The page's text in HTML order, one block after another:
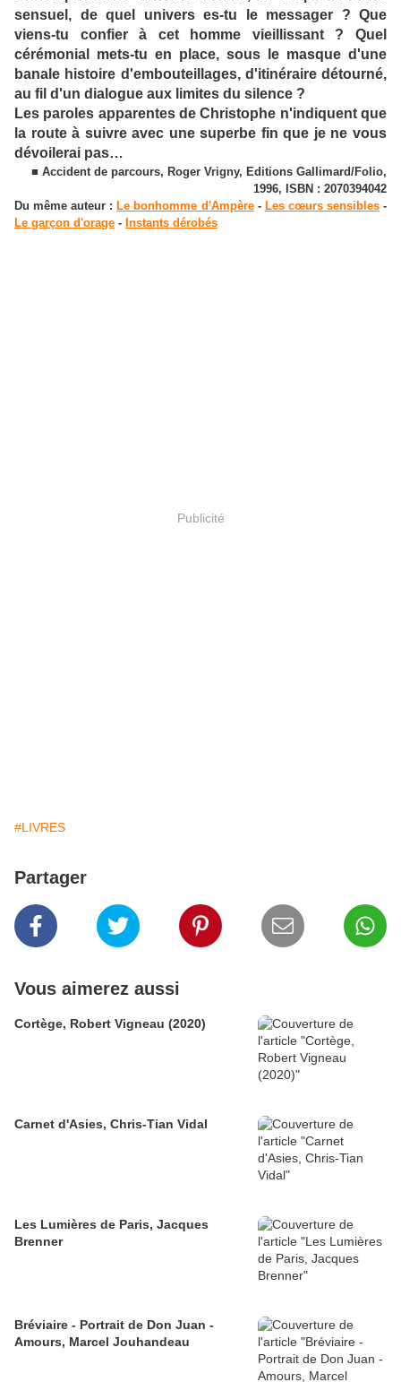
sensuel, de quel univers es-tu le messager ? Que
viens-tu confier à cet homme vieillissant ? Quel
cérémonial mets-tu en place, sous le masque d'une
banale histoire d'embouteillages, d'itinéraire détourné,
au fil d'un dialogue aux limites du silence ?
Les paroles apparentes de Christophe n'indiquent que
la route à suivre avec une superbe fin que je ne vous
dévoilerai pas…
■ Accident de parcours, Roger Vrigny, Editions Gallimard/Folio,
1996, ISBN : 2070394042
Du même auteur : Le bonhomme d'Ampère- Les cœurs sensibles-
Le garçon d'orage - Instants dérobés
Publicité
#LIVRES
Partager
Vous aimerez aussi
Cortège, Robert Vigneau (2020)
Carnet d'Asies, Chris-Tian Vidal
Les Lumières de Paris, Jacques
Brenner
Bréviaire - Portrait de Don Juan -
Amours, Marcel Jouhandeau